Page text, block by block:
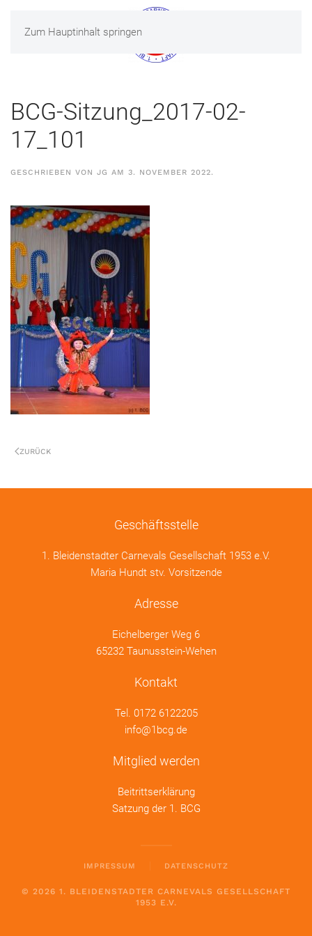
Zum Hauptinhalt springen
MENÜ
BCG-Sitzung_2017-02-
17_101
GESCHRIEBEN VON JG AM 3. NOVEMBER 2022.
ZURÜCK
Geschäftsstelle
1. Bleidenstadter Carnevals Gesellschaft 1953 e.V.
Maria Hundt stv. Vorsitzende
Adresse
Eichelberger Weg 6
65232 Taunusstein-Wehen
Kontakt
Tel. 0172 6122205
info@1bcg.de
Mitglied werden
Beitrittserklärung
Satzung der 1. BCG
IMPRESSUM DATENSCHUTZ
© 2026 1. BLEIDENSTADTER CARNEVALS GESELLSCHAFT
1953 E.V.